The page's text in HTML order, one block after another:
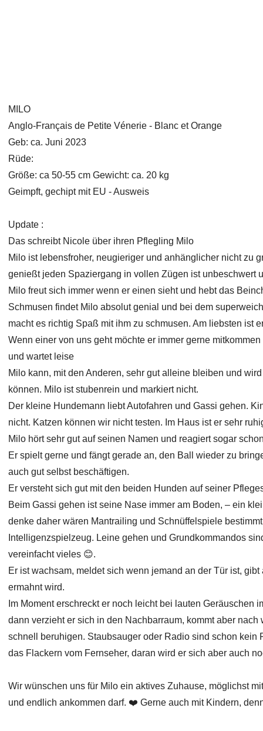
MILO
Anglo-Français de Petite Vénerie - Blanc et Orange
Geb: ca. Juni 2023
Rüde:
Größe: ca 50-55 cm Gewicht: ca. 20 kg
Geimpft, gechipt mit EU - Ausweis
Update :
Das schreibt Nicole über ihren Pflegling Milo
Milo ist lebensfroher, neugieriger und anhänglicher nicht zu
genießt jeden Spaziergang in vollen Zügen ist unbeschwert
Milo freut sich immer wenn er einen sieht und hebt das
Schmusen findet Milo absolut genial und bei dem
macht es richtig Spaß mit ihm zu schmusen. Am liebsten ist
Wenn einer von uns geht möchte er immer gerne
und wartet leise
Milo kann, mit den Anderen, sehr gut alleine bleiben und
können. Milo ist stubenrein und markiert nicht.
Der kleine Hundemann liebt Autofahren und Gassi gehen.
nicht. Katzen können wir nicht testen. Im Haus ist er sehr
Milo hört sehr gut auf seinen Namen und reagiert sogar
Er spielt gerne und fängt gerade an, den Ball wieder zu
auch gut selbst beschäftigen.
Er versteht sich gut mit den beiden Hunden auf seiner
Beim Gassi gehen ist seine Nase immer am Boden, – ein
denke daher wären Mantrailing und Schnüffelspiele
Intelligenzspielzeug. Leine gehen und Grundkommandos
vereinfacht vieles 😊.
Er ist wachsam, meldet sich wenn jemand an der Tür ist,
ermahnt wird.
Im Moment erschreckt er noch leicht bei lauten Geräuschen
dann verzieht er sich in den Nachbarraum, kommt aber
schnell beruhigen. Staubsauger oder Radio sind schon kein
das Flackern vom Fernseher, daran wird er sich aber auch
Wir wünschen uns für Milo ein aktives Zuhause, möglichst
und endlich ankommen darf. ❤️ Gerne auch mit Kindern,